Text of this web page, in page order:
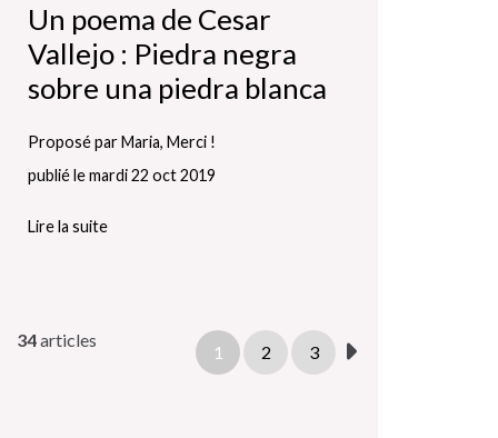
Un poema de Cesar
Vallejo : Piedra negra
sobre una piedra blanca
Proposé par Maria, Merci !
publié le mardi 22 oct 2019
Lire la suite
34articles
1 2 3